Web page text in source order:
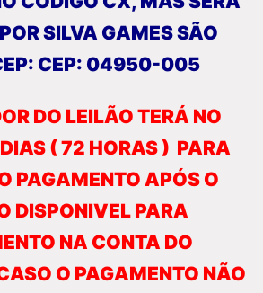
SILVA GAMES SÃO
CEP: 04950-005
DO LEILÃO TERÁ NO
( 72 HORAS ) PARA
PAGAMENTO APÓS O
DISPONIVEL PARA
NA CONTA DO
O PAGAMENTO NÃO